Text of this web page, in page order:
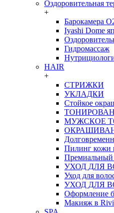
Оздоровительная
+
Барокамера
Iyashi Dome
Гидромассаж
HAIR
+
СТРИЖКИ
УКЛАДКИ
Стойкое
МУЖСКОЕ
Пилинг кожи
Премиальный
УХОД ДЛЯ
Уход для
УХОД ДЛЯ
Оформление
Макияж в